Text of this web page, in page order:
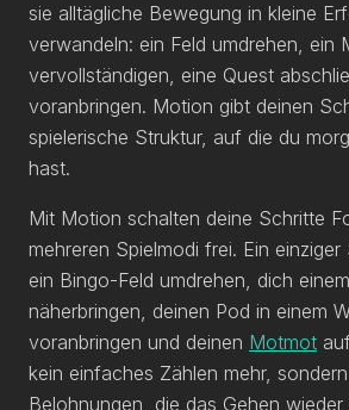
sie alltägliche Bewegung in kleine
verwandeln: ein Feld umdrehen, ein
vervollständigen, eine Quest
voranbringen. Motion gibt deinen
spielerische Struktur, auf die du
hast.
Mit Motion schalten deine Schritte
mehreren Spielmodi frei. Ein
ein Bingo-Feld umdrehen, dich
näherbringen, deinen Pod in einem
voranbringen und deinen Motmot
kein einfaches Zählen mehr,
Belohnungen, die das Gehen wieder